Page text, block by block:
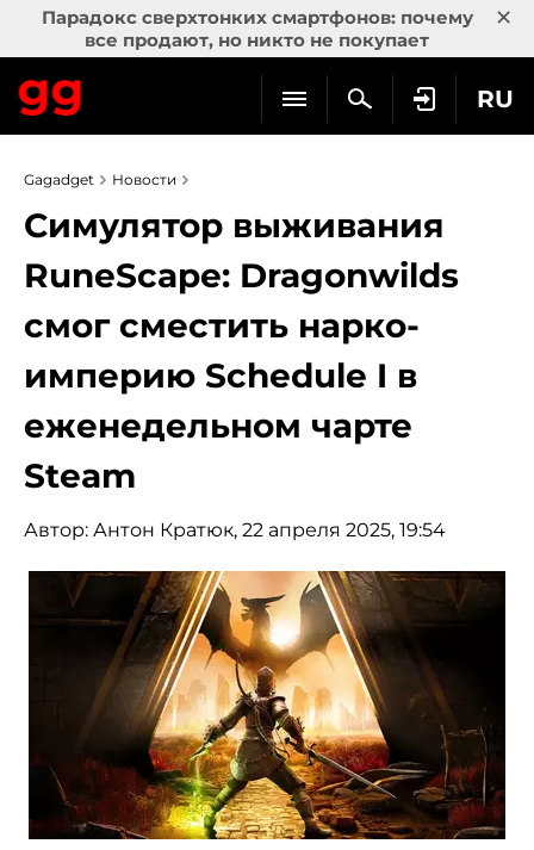
Парадокс сверхтонких смартфонов: почему
все продают, но никто не покупает
×
RU
Gagadget Новости
Симулятор выживания
RuneScape: Dragonwilds
смог сместить нарко-
империю Schedule I в
еженедельном чарте
Steam
Автор: Антон Кратюк, 22 апреля 2025, 19:54